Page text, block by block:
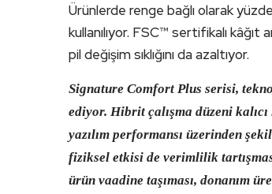
Ürünlerde renge bağlı olarak
kullanılıyor. FSC™ sertifikalı
pil değişim sıklığını da azaltıyor.
Signature Comfort Plus serisi,
ediyor. Hibrit çalışma düzeni
yazılım performansı üzerinden
fiziksel etkisi de verimlilik
ürün vaadine taşıması, donanım